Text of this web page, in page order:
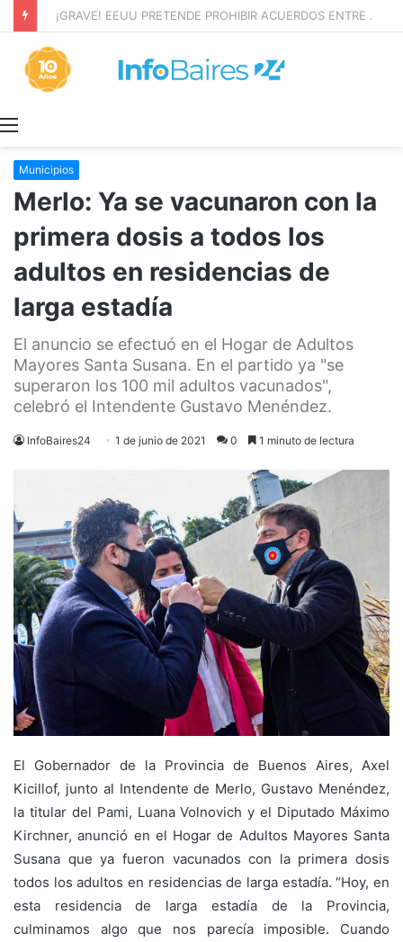
¡GRAVE! EEUU PRETENDE PROHIBIR ACUERDOS ENTRE CHINA Y UNA COOPERATIVA EN NEUQUÉN
Municipios
Merlo: Ya se vacunaron con la
primera dosis a todos los
adultos en residencias de
larga estadía
El anuncio se efectuó en el Hogar de Adultos
Mayores Santa Susana. En el partido ya "se
superaron los 100 mil adultos vacunados",
celebró el Intendente Gustavo Menéndez.
InfoBaires24 1 de junio de 2021 0 1 minuto de lectura
El Gobernador de la Provincia de Buenos Aires, Axel
Kicillof, junto al Intendente de Merlo, Gustavo Menéndez,
la titular del Pami, Luana Volnovich y el Diputado Máximo
Kirchner, anunció en el Hogar de Adultos Mayores Santa
Susana que ya fueron vacunados con la primera dosis
todos los adultos en residencias de larga estadía. “Hoy, en
esta residencia de larga estadía de la Provincia,
culminamos algo que nos parecía imposible. Cuando